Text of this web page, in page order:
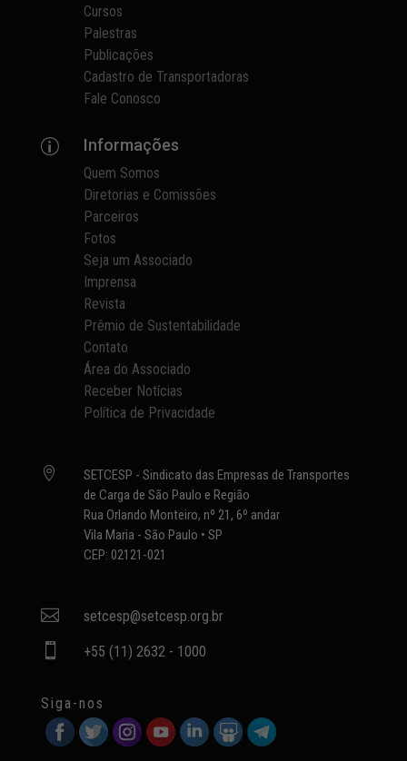
Cursos
Palestras
Publicações
Cadastro de Transportadoras
Fale Conosco
p Informações
Quem Somos
Diretorias e Comissões
Parceiros
Fotos
Seja um Associado
Imprensa
Revista
Prêmio de Sustentabilidade
Contato
Área do Associado
Receber Notícias
Política de Privacidade

SETCESP - Sindicato das Empresas de Transportes
de Carga de São Paulo e Região
Rua Orlando Monteiro, nº 21, 6º andar
Vila Maria - São Paulo • SP
CEP: 02121-021
 setcesp@setcesp.org.br
 +55 (11) 2632 - 1000
Siga-nos